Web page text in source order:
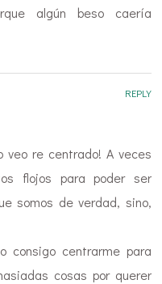
algún beso caería
veo re centrado! A veces
flojos para poder ser
somos de verdad, sino,
consigo centrarme para
cosas por querer
REPLY